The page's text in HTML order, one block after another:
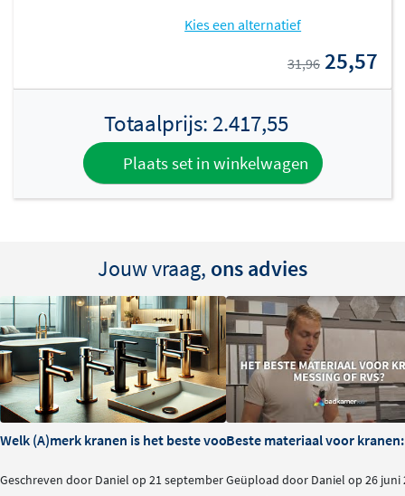
Kies een alternatief
31,96 25,57
Totaalprijs: 2.417,55
Plaats set in winkelwagen
Jouw vraag, ons advies
Welk (A)merk kranen is het beste voor je badkamer?
Geschreven door Daniel op 21 september
Beste materiaal voor kranen:
Geüpload door Daniel op 26 juni